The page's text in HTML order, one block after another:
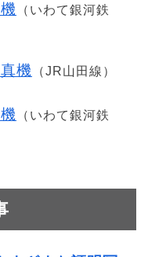
（いわて銀河鉄
機
（JR山田線）
（いわて銀河鉄